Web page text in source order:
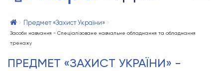
Предмет «Захист України»
Засоби навчання - Спеціалізоване навчальне обладнання та обладнання
тренажу
ПРЕДМЕТ «ЗАХИСТ УКРАЇНИ» -